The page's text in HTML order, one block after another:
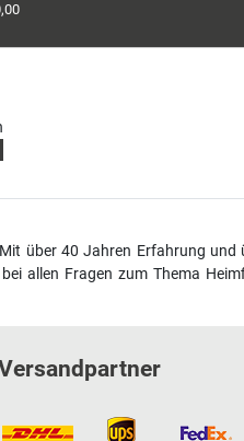
über 40 Jahren Erfahrung
allen Fragen zum Thema